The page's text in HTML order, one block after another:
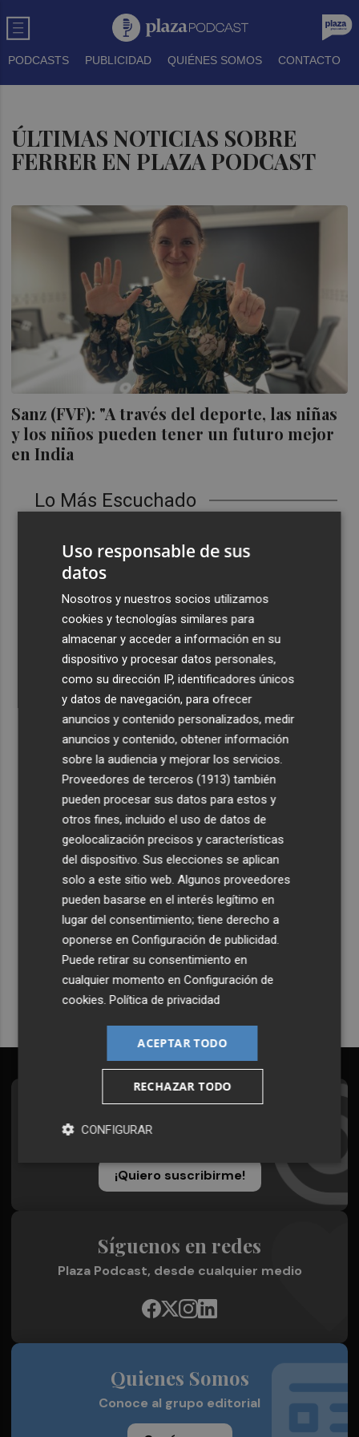
PODCASTS PUBLICIDAD QUIÉNES SOMOS CONTACTO
ÚLTIMAS NOTICIAS SOBRE
FERRER EN PLAZA PODCAST
Sanz (FVF): "A través del deporte, las niñas
y los niños pueden tener un futuro mejor
en India
Lo Más Escuchado
científico: recibirá a un gran equipo de expertos
El Villarreal anuncia a sus seis capitanes: Gerard
Moreno, Foyth, Comesaña, Ayoze, Cardona y Logan
Costa
Más problemas en el lateral derecho: Monferrer sufre
una lesión muscular
San Javier da viabilidad al nuevo contrato del transporte
urbano y a un hotel de cuatro estrellas en La Manga con
324 habitaciones
Estos son los estrenos que abren la cartelera en agosto:
de la comedia 'El último mono' a una nueva entrega de
'La Patrulla Canina'
Recibe toda la actualidad de
Plaza Podcast en tu correo
Quiero suscribirme
Suscríbete al Boletín
Todos los días a primera hora en tu email
¡Quiero suscribirme!
Síguenos en redes
Plaza Podcast, desde cualquier medio
Quienes Somos
Conoce al grupo editorial
Uso responsable de sus
datos
Nosotros y nuestros socios utilizamos
cookies y tecnologías similares para
almacenar y acceder a información en su
dispositivo y procesar datos personales,
como su dirección IP, identificadores únicos
y datos de navegación, para ofrecer
anuncios y contenido personalizados, medir
anuncios y contenido, obtener información
sobre la audiencia y mejorar los servicios.
Proveedores de terceros (1913) también
pueden procesar sus datos para estos y
otros fines, incluido el uso de datos de
geolocalización precisos y características
del dispositivo. Sus elecciones se aplican
solo a este sitio web. Algunos proveedores
pueden basarse en el interés legítimo en
lugar del consentimiento; tiene derecho a
oponerse enConfiguración de publicidad
Puede retirar su consentimiento en
cualquier momento enConfiguración de
cookies .Política de privacidad
ACEPTAR TODO
RECHAZAR TODO
CONFIGURAR